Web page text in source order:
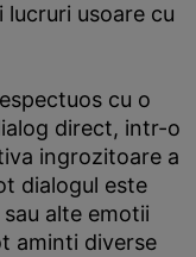
usoare cu
cu o
direct, intr-o
ingrozitoare a
dialogul este
alte emotii
aminti diverse